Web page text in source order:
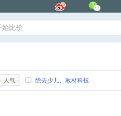
人气 除去少儿、教材科技